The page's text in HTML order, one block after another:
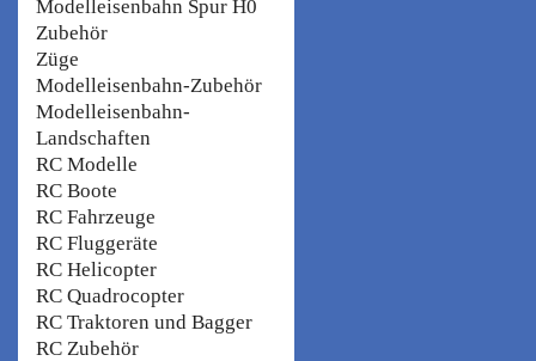
Modelleisenbahn Spur H0
Zubehör
Züge
Modelleisenbahn-Zubehör
Modelleisenbahn-
Landschaften
RC Modelle
RC Boote
RC Fahrzeuge
RC Fluggeräte
RC Helicopter
RC Quadrocopter
RC Traktoren und Bagger
RC Zubehör